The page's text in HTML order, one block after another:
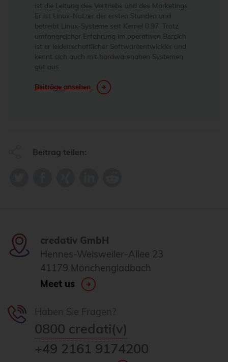
ist die Leitung des Vertriebs und des Marketings.
Er ist Linux-Nutzer der ersten Stunden und
betreibt Linux-Systeme seit Kernel 0.97. Trotz
umfangreicher Erfahrung im operativen Bereich
ist er leidenschaftlicher Softwareentwickler und
kennt sich auch mit hardwarenahen Systemen
gut aus.
Beiträge ansehen
Beitrag teilen:
credativ GmbH
Hennes-Weisweiler-Allee 23
41179 Mönchengladbach
Meet us
0800 credati(v)
+49 2161 9174200